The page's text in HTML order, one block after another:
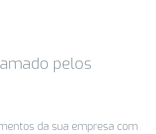
pelos
da sua empresa com